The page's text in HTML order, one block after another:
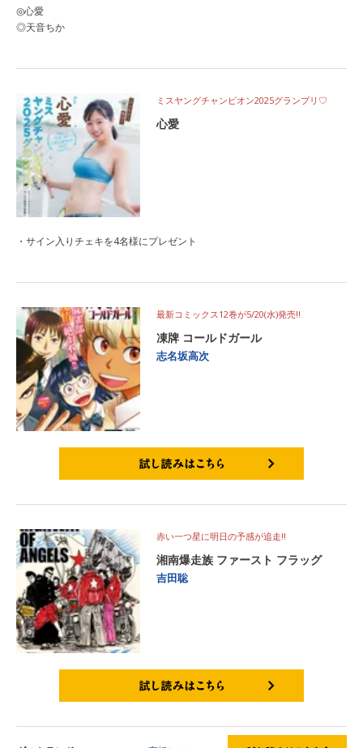
◎心愛
◎天音ちか
ミスヤングチャンピオン2025グランプリ♡
心愛
・サイン入りチェキを4名様にプレゼント
最新コミックス12巻が5/20(水)発売‼
凍牌 コールドガール
志名坂高次
赤い一つ星に明日の予感が追走‼
湘南爆走族 ファースト フラッグ
吉田聡